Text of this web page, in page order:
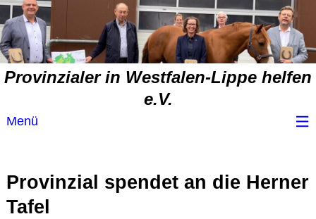
Provinzialer in Westfalen-Lippe helfen
e.V.
Menü
Service
Provinzial spendet an die Herner
Tafel